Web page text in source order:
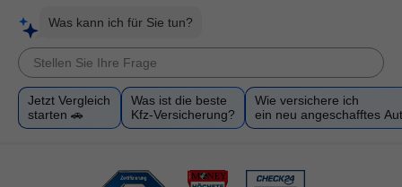
Was kann ich für Sie tun?
Jetzt Vergleich
starten 🚗
Was ist die beste
Kfz-Versicherung?
Wie versichere ich
ein neu angeschafftes